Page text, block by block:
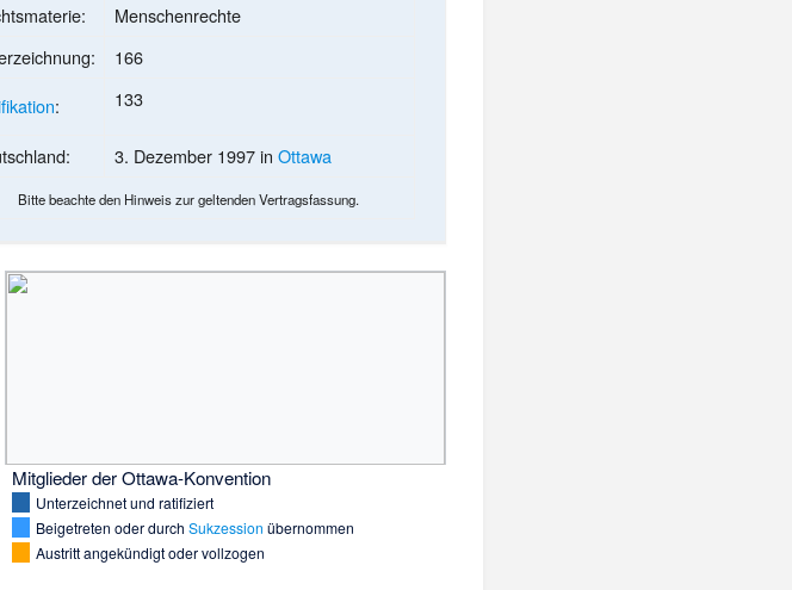
Menschenrechte
166
: 133
3. Dezember 1997 in Ottawa
Bitte beachte den Hinweis zur geltenden Vertragsfassung.
Mitglieder der Ottawa-Konvention
Unterzeichnet und ratifiziert
Beigetreten oder durch Sukzession übernommen
Austritt angekündigt oder vollzogen